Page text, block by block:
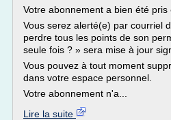
Votre abonnement a bien été pris
Vous serez alerté(e) par courriel
perdre tous les points de son
seule fois ? » sera mise à jour
Vous pouvez à tout moment
dans votre espace personnel.
Votre abonnement n'a...
Lire la suite